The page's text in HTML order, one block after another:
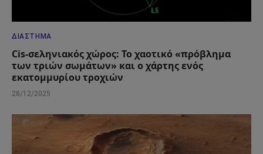
ΔΙΆΣΤΗΜΑ
Cis-σεληνιακός χώρος: Το χαοτικό «πρόβλημα
των τριών σωμάτων» και ο χάρτης ενός
εκατομμυρίου τροχιών
28/12/2025